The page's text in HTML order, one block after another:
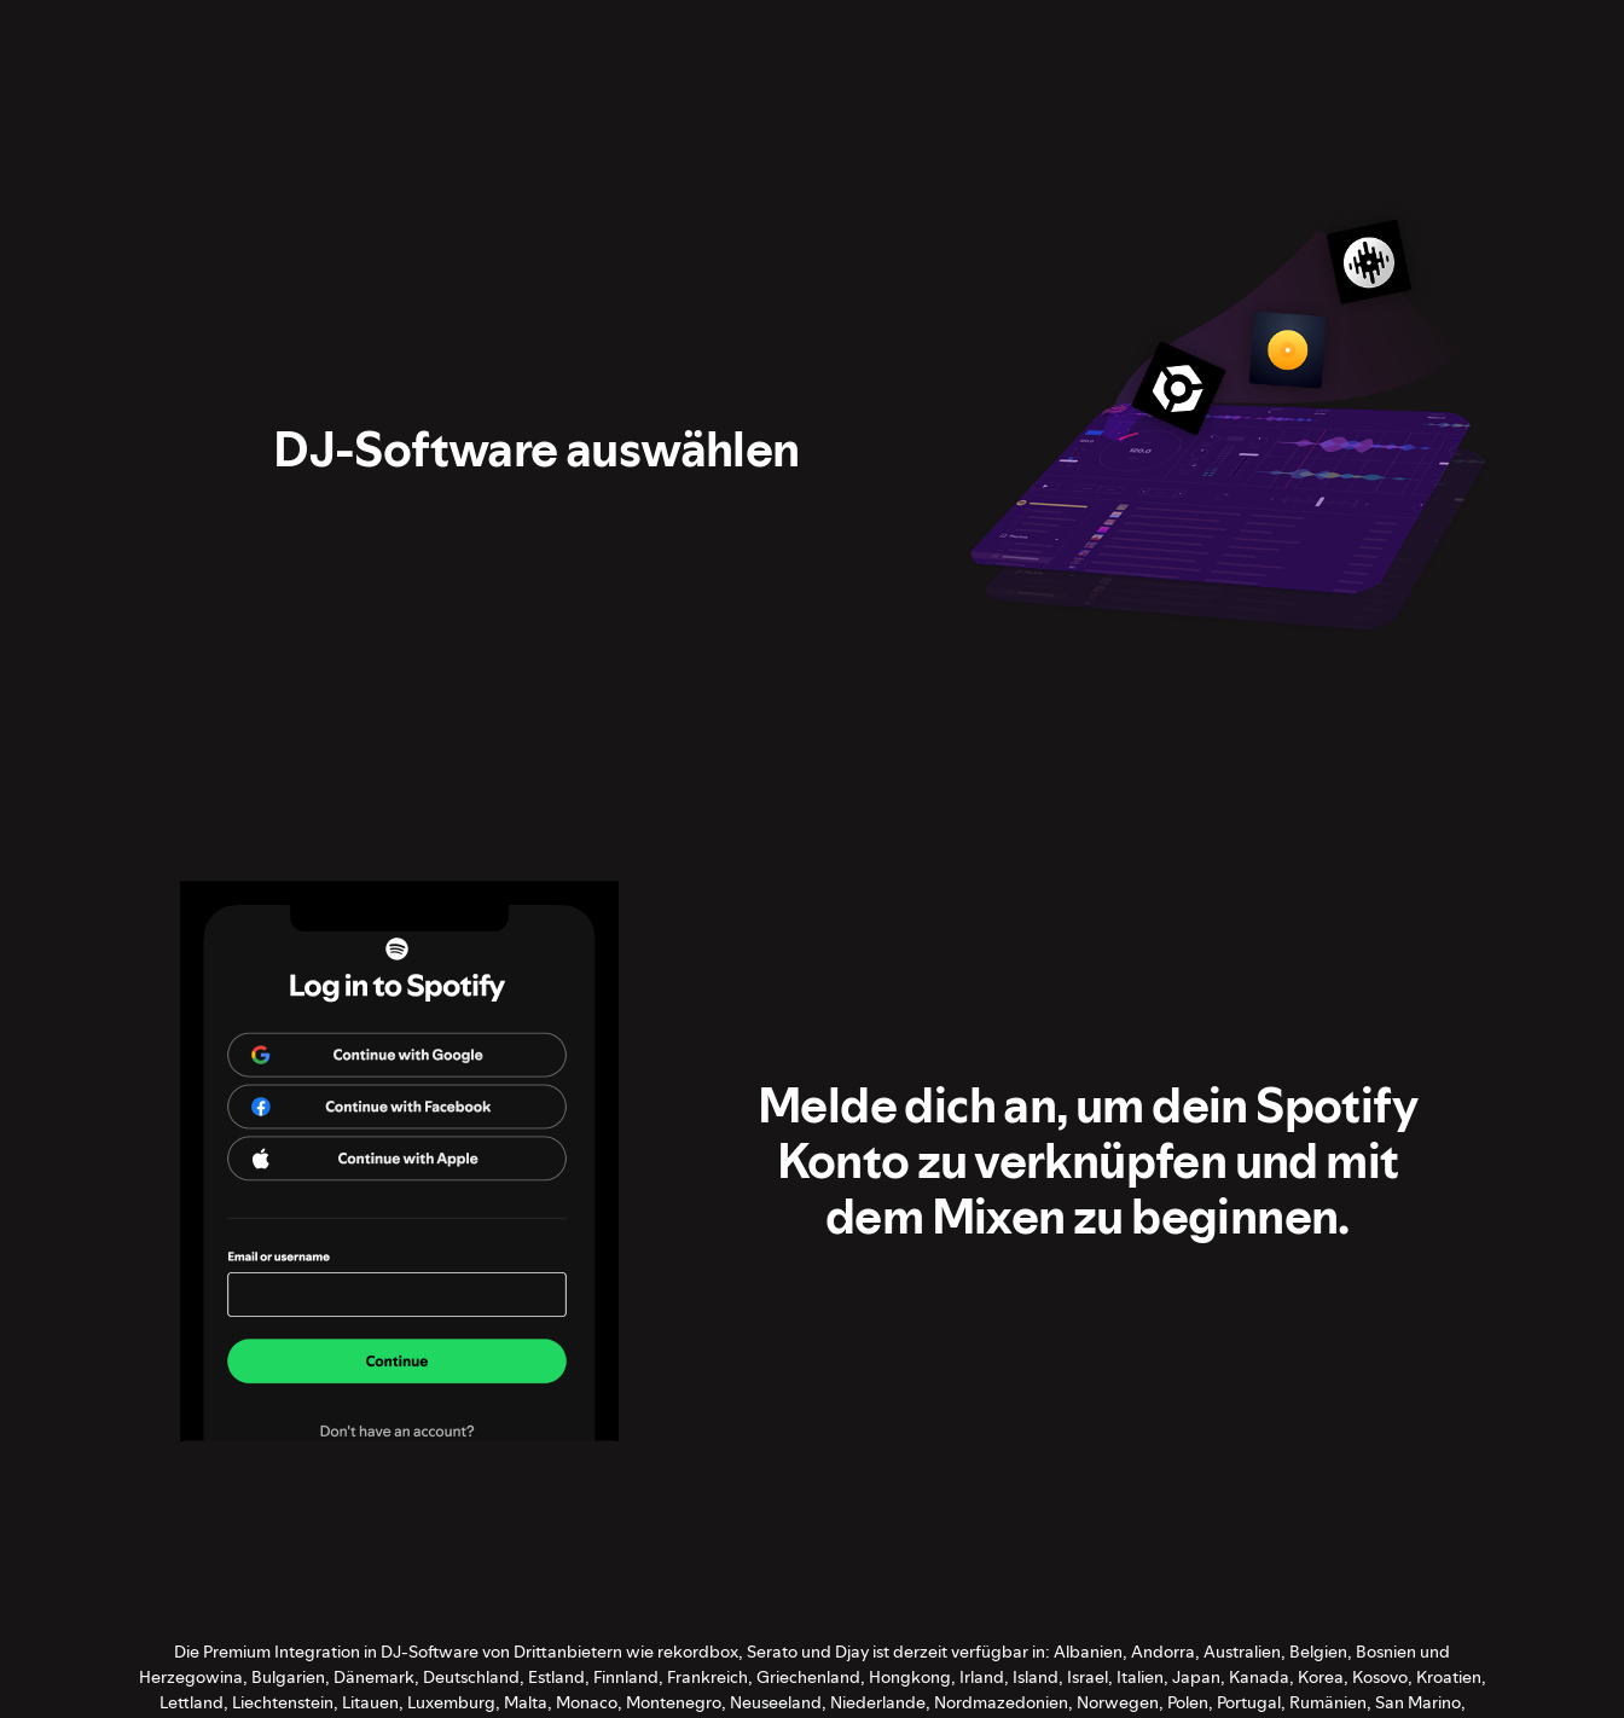
DJ-Software auswählen
Melde dich an, um dein Spotify
Konto zu verknüpfen und mit
dem Mixen zu beginnen.
Die Premium Integration in DJ-Software von Drittanbietern wie rekordbox, Serato und Djay ist derzeit verfügbar in: Albanien, Andorra, Australien, Belgien, Bosnien und
Herzegowina, Bulgarien, Dänemark, Deutschland, Estland, Finnland, Frankreich, Griechenland, Hongkong, Irland, Island, Israel, Italien, Japan, Kanada, Korea, Kosovo, Kroatien,
Lettland, Liechtenstein, Litauen, Luxemburg, Malta, Monaco, Montenegro, Neuseeland, Niederlande, Nordmazedonien, Norwegen, Polen, Portugal, Rumänien, San Marino,